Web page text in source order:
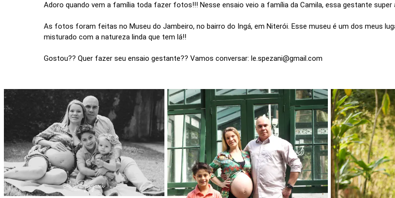
Adoro quando vem a família toda fazer fotos!!! Nesse ensaio veio a família da Camila, essa gestante super
As fotos foram feitas no Museu do Jambeiro, no bairro do Ingá, em Niterói. Esse museu é um dos meus
misturado com a natureza linda que tem lá!!
Gostou?? Quer fazer seu ensaio gestante?? Vamos conversar: le.spezani@gmail.com